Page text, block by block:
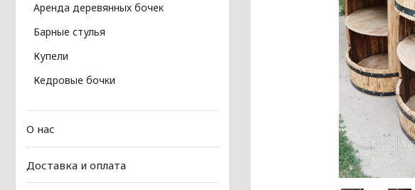
Аренда деревянных бочек
Барные стулья
Купели
Кедровые бочки
О нас
Доставка и оплата